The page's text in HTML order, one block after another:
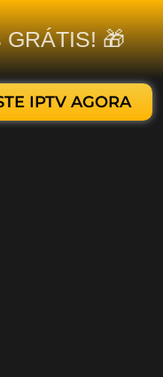
🎁
IPTV AGORA